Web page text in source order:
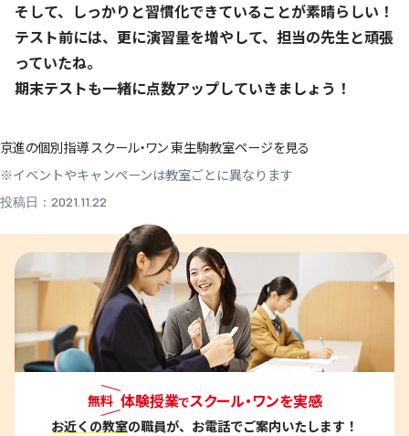
そして、しっかりと習慣化できていることが素晴らしい！
テスト前には、更に演習量を増やして、担当の先生と頑張
っていたね。
期末テストも一緒に点数アップしていきましょう！
京進の個別指導 スクール・ワン 東生駒教室ページを見る
※イベントやキャンペーンは教室ごとに異なります
投稿日：2021.11.22
無料 体験授業でスクール・ワンを実感
お近くの教室の職員が、お電話でご案内いたします！